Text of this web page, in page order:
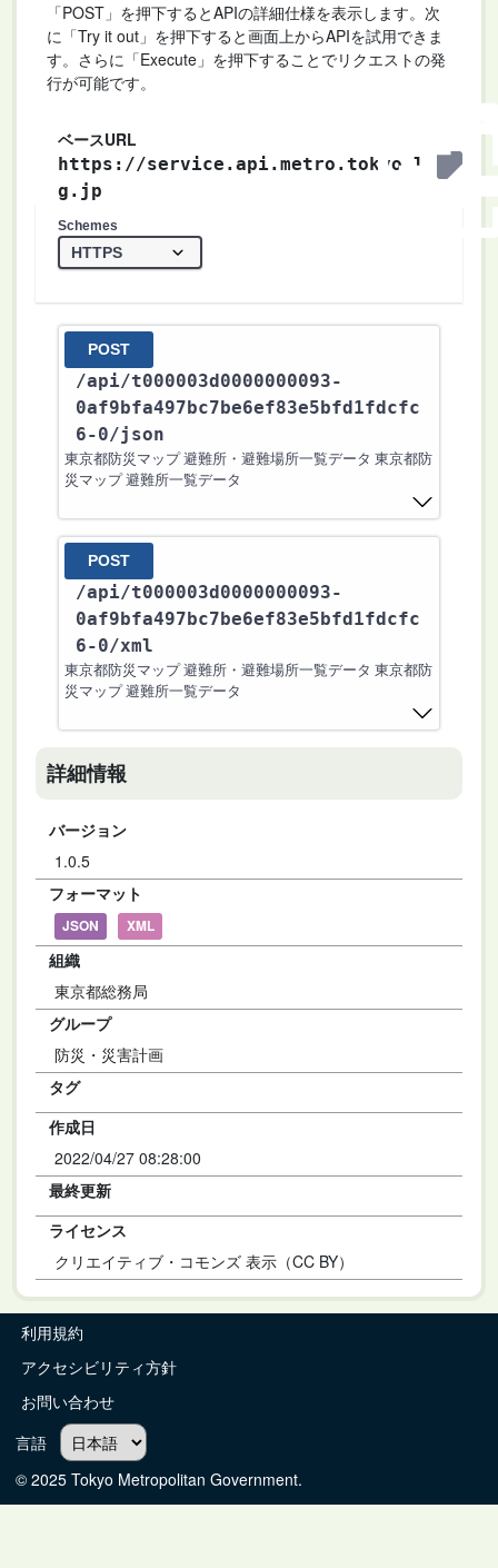
「POST」を押下するとAPIの詳細仕様を表示します。次
に「Try it out」を押下すると画面上からAPIを試用できま
す。さらに「Execute」を押下することでリクエストの発
行が可能です。
ベースURL
https://service.api.metro.tokyo.l
g.jp
Schemes
POST
/api/t000003d0000000093-
0af9bfa497bc7be6ef83e5bfd1fdcfc
6-0/json
東京都防災マップ 避難所・避難場所一覧データ 東京都防
災マップ 避難所一覧データ
POST
/api/t000003d0000000093-
0af9bfa497bc7be6ef83e5bfd1fdcfc
6-0/xml
東京都防災マップ 避難所・避難場所一覧データ 東京都防
災マップ 避難所一覧データ
詳細情報
バージョン
1.0.5
フォーマット
JSON XML
組織
東京都総務局
グループ
防災・災害計画
タグ
作成日
2022/04/27 08:28:00
最終更新
ライセンス
クリエイティブ・コモンズ 表示（CC BY）
利用規約
アクセシビリティ方針
お問い合わせ
言語
© 2025 Tokyo Metropolitan Government.